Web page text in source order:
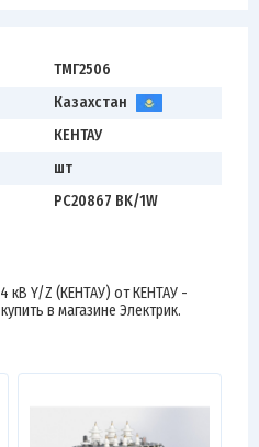
ТМГ2506
Казахстан
КЕНТАУ
шт
РС20867 BK/1W
Y/Z (КЕНТАУ) от КЕНТАУ -
в магазине Электрик.